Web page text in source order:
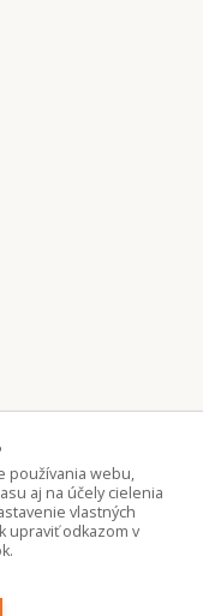
používania webu,
aj na účely cielenia
vlastných
upraviť odkazom v